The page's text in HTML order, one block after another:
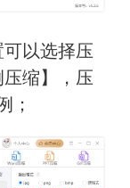
以选择压
缩】，压
；